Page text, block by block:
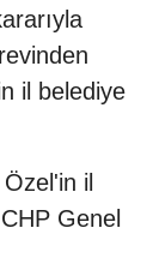
il belediye
il
Genel